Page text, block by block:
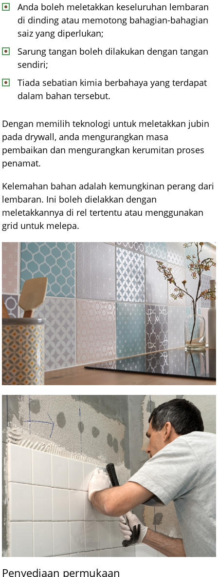
Anda boleh meletakkan keseluruhan lembaran
di dinding atau memotong bahagian-bahagian
saiz yang diperlukan;
Sarung tangan boleh dilakukan dengan tangan
sendiri;
Tiada sebatian kimia berbahaya yang terdapat
dalam bahan tersebut.
Dengan memilih teknologi untuk meletakkan jubin
pada drywall, anda mengurangkan masa
pembaikan dan mengurangkan kerumitan proses
penamat.
Kelemahan bahan adalah kemungkinan perang dari
lembaran. Ini boleh dielakkan dengan
meletakkannya di rel tertentu atau menggunakan
grid untuk melepa.
Penyediaan permukaan